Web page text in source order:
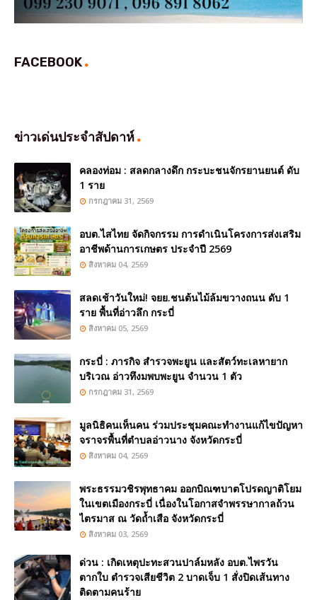
FACEBOOK
ข่าวเด่นประจำสัปดาห์
คลองท่อม : สลดกลางดึก กระบะชนจักรยานยนต์ ดับ
1 ราย
กรกฎาคม 31, 2569
อบต.ไสไทย จัดกิจกรรม การดำเนินโครงการส่งเสริม
อาชีพด้านการเกษตร ประจำปี 2569
สิงหาคม 04, 2569
สลดเช้าวันใหม่! จยย.ชนต้นไม้ล้มขวางถนน ดับ 1
ราย พื้นที่อ่าวลึก กระบี่
สิงหาคม 05, 2569
กระบี่ : ภารกิจ สำรวจพะยูน และสัตว์ทะเลหายาก
บริเวณ อ่าวทึงมพบพะยูน จำนวน 1 ตัว
กรกฎาคม 31, 2569
มูลนิธิคนเห็นคน ร่วมประชุมคณะทำงานแก้ไขปัญหา
จราจรพื้นที่ตำบลอ่าวนาง จังหวัดกระบี่
สิงหาคม 04, 2569
พระธรรมวชิรพุทธาคม ออกบิณฑบาตโปรดญาติโยม
ในเขตเมืองกระบี่ เนื่องในโอกาสจำพรรษากาลถ้วน
ไตรมาส ณ วัดถ้ำเสือ จังหวัดกระบี่
สิงหาคม 03, 2569
ด่วน : เกิดเหตุปะทะสวนปาล์มหลัง อบต.ไพรวัน
ตากใบ ตำรวจเสียชีวิต 2 บาดเจ็บ 1 สั่งปิดเส้นทาง
ติดตามคนร้าย